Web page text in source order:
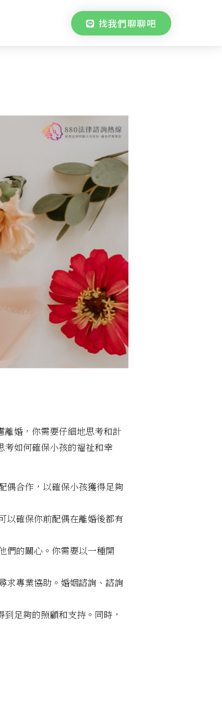
找我們聊聊吧
婚，你需要仔細地思考和計
考如何確保小孩的福祉和幸
偶合作，以確保小孩獲得足夠
以確保你前配偶在離婚後都有
們的關心。你需要以一種開
求專業協助。婚姻諮詢、諮詢
足夠的照顧和支持。同時，